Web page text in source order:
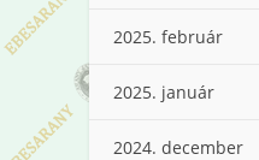
2025. február
2025. január
2024. december